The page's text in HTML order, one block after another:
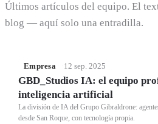
Últimos artículos del equipo. El
blog — aquí solo una entradilla.
Empresa 12 sep. 2025
GBD_Studios IA: el equipo
inteligencia artificial
La división de IA del Grupo Gibraldrone:
desde San Roque, con tecnología propia.